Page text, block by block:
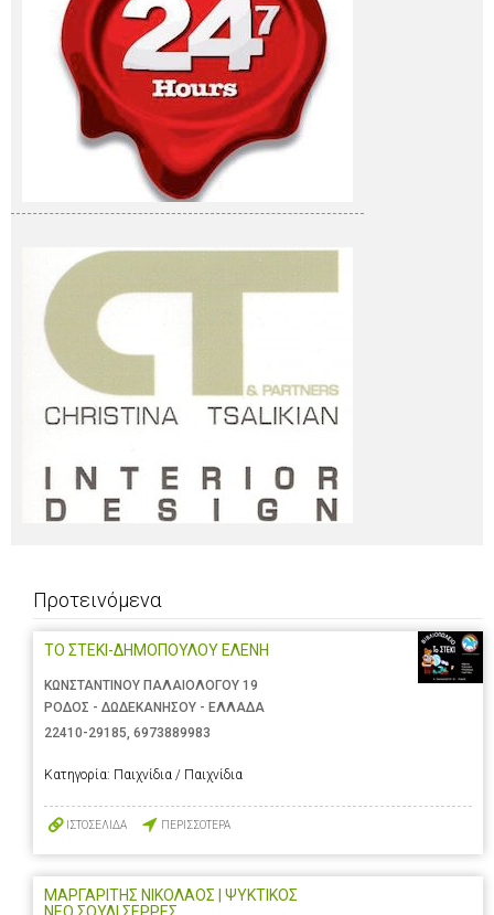
Προτεινόμενα
ΤΟ ΣΤΕΚΙ-ΔΗΜΟΠΟΥΛΟΥ ΕΛΕΝΗ
ΚΩΝΣΤΑΝΤΙΝΟΥ ΠΑΛΑΙΟΛΟΓΟΥ 19
ΡΟΔΟΣ - ΔΩΔΕΚΑΝΗΣΟΥ - ΕΛΛΑΔΑ
22410-29185 6973889983
Κατηγορία: Παιχνίδια / Παιχνίδια
ΙΣΤΟΣΕΛΙΔΑ ΠΕΡΙΣΣΟΤΕΡΑ
ΜΑΡΓΑΡΙΤΗΣ ΝΙΚΟΛΑΟΣ | ΨΥΚΤΙΚΟΣ